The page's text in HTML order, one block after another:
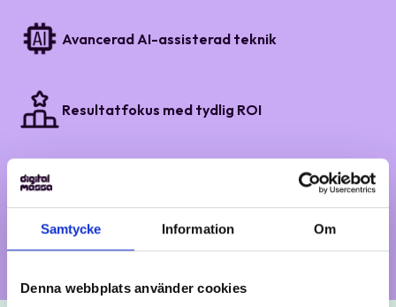
Samtycke Information Om
Denna webbplats använder cookies
Avancerad AI-assisterad teknik
Resultatfokus med tydlig ROI
Rapporter med affärsinsikter